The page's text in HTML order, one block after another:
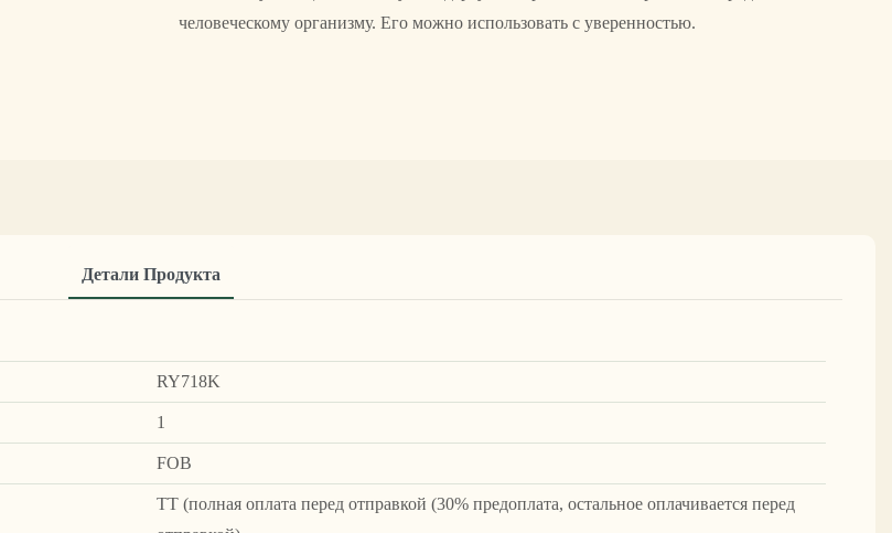
человеческому организму. Его можно использовать с уверенностью.
Детали Продукта
RY718K
1
FOB
ТТ (полная оплата перед отправкой (30% предоплата, остальное оплачивается перед